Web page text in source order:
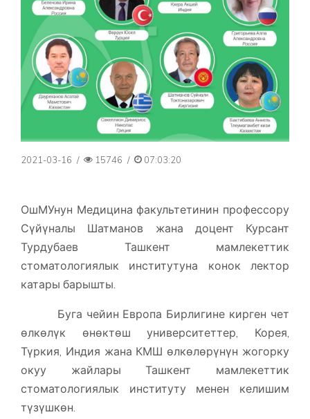
2021-03-16 / 15746 / 07:03:20
ОшМУнун Медицина факультетинин профессору
Сүйүналы Шатманов жана доцент Курсант
Турдубаев Ташкент мамлекеттик
стоматологиялык институтуна конок лектор
катары барышты.
Буга чейин Европа Бирлигине кирген чет
өлкөлүк өнөктөш университеттер, Корея,
Түркия, Индия жана КМШ өлкөлөрүнүн жогорку
окуу жайлары Ташкент мамлекеттик
стоматологиялык институту менен келишим
түзүшкөн.